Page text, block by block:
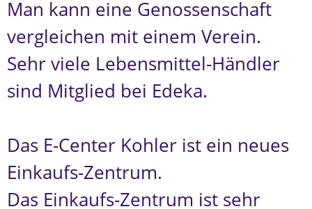
Man kann eine Genossenschaft
vergleichen mit einem Verein.
Sehr viele Lebensmittel-Händler
sind Mitglied bei Edeka.
Das E-Center Kohler ist ein neues
Einkaufs-Zentrum.
Das Einkaufs-Zentrum ist sehr